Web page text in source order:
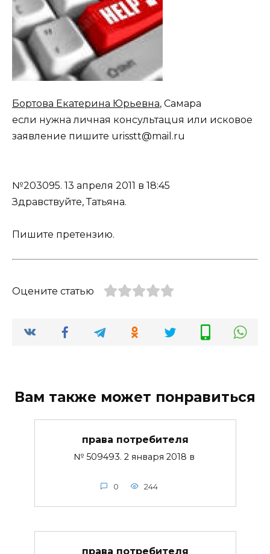
Бортова Екатерина Юрьевна, Самара
если нужна личная консультацuя или исковое
заявление пишите urisstt@mail.ru
№203095. 13 апреля 2011 в 18:45
Здравствуйте, Татьяна.
Пишите претензию.
Оцените статью
Вам также может понравиться
права потребителя
№ 509493. 2 января 2018 в
0 244
права потребителя